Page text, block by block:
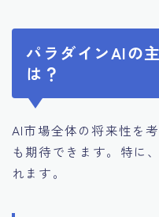
パラダインAIの
は？
AI市場全体の将来性を
も期待できます。特に
れます。